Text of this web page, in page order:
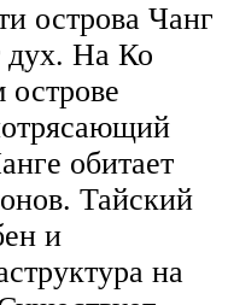
острова Чанг
дух. На Ко
обитает
Тайский
и
на